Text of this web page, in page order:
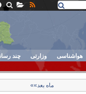
هواشناسی وزارتی چند
ماه بعد»»